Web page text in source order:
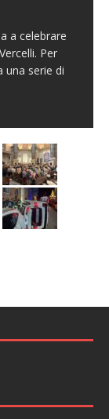
a celebrare
Per
una serie di